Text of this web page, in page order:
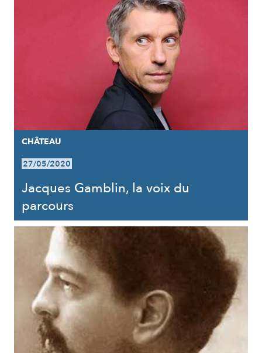
CHÂTEAU
27/05/2020
Jacques Gamblin, la voix du
parcours